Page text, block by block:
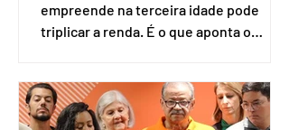
empreende na terceira idade pode
triplicar a renda. É o que aponta o
Amostra de Domicílio (PNAD Contínua),
do Serviço Brasileiro de Apoio às Micro